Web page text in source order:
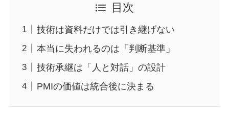
目次
技術は資料だけでは引き継げない
本当に失われるのは「判断基準」
技術承継は「人と対話」の設計
PMIの価値は統合後に決まる